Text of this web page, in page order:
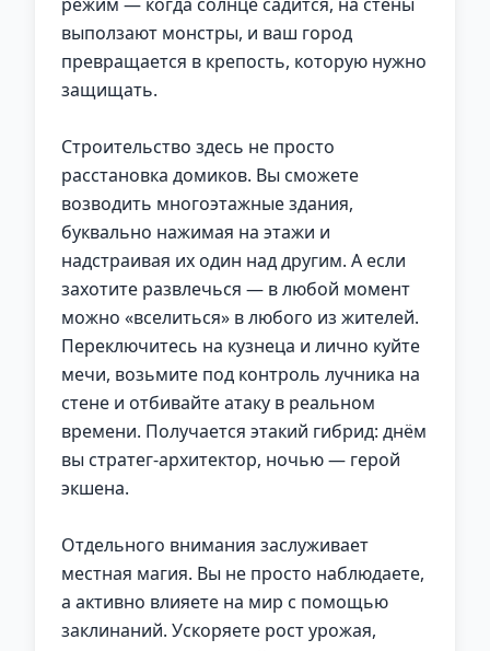
выползают монстры, и ваш город
превращается в крепость, которую нужно
защищать.
Строительство здесь не просто
расстановка домиков. Вы сможете
возводить многоэтажные здания,
буквально нажимая на этажи и
надстраивая их один над другим. А если
захотите развлечься — в любой момент
можно «вселиться» в любого из жителей.
Переключитесь на кузнеца и лично куйте
мечи, возьмите под контроль лучника на
стене и отбивайте атаку в реальном
времени. Получается этакий гибрид: днём
вы стратег-архитектор, ночью — герой
экшена.
Отдельного внимания заслуживает
местная магия. Вы не просто наблюдаете,
а активно влияете на мир с помощью
заклинаний. Ускоряете рост урожая,